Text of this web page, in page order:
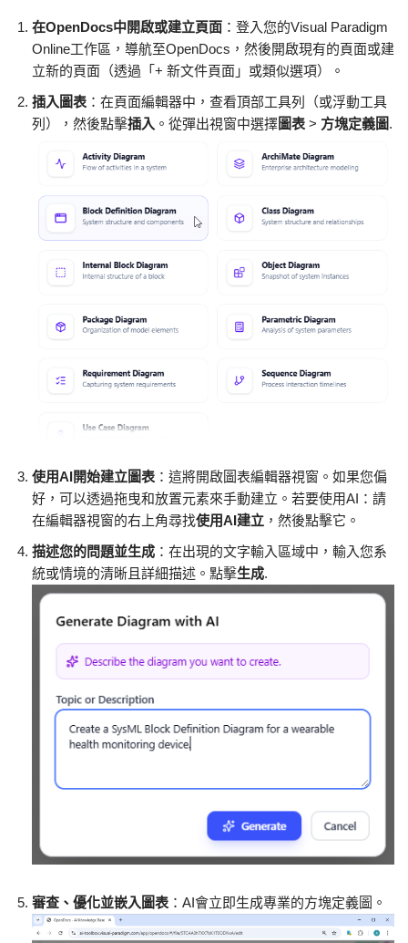
在OpenDocs中開啟或建立頁面 ：登入您的Visual Paradigm
Online工作區，導航至OpenDocs，然後開啟現有的頁面或建
立新的頁面（透過「+ 新文件頁面」或類似選項）。
插入圖表 ：在頁面編輯器中，查看頂部工具列（或浮動工具
列），然後點擊插入 。從彈出視窗中選擇 圖表 > 方塊定義圖.
使用AI開始建立圖表 ：這將開啟圖表編輯器視窗。如果您偏
好，可以透過拖曳和放置元素來手動建立。若要使用AI：請
在編輯器視窗的右上角尋找使用AI建立 ，然後點擊它。
描述您的問題並生成 ：在出現的文字輸入區域中，輸入您系
統或情境的清晰且詳細描述。點擊生成.
審查、優化並嵌入圖表 ：AI會立即生成專業的方塊定義圖。